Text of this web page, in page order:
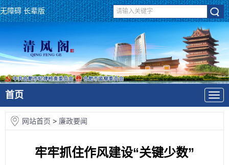
无障碍 长辈版
首页
网站首页 > 廉政要闻
牢牢抓住作风建设“关键少数”